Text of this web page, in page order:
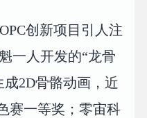
创新项目引人注
一人开发的“龙骨
2D骨骼动画，近
赛一等奖；零宙科